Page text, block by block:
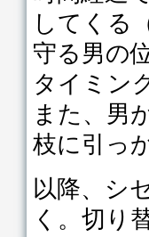
してくる
守る男の
タイミン
また、男
枝に引っ
以降、シ
く。切り